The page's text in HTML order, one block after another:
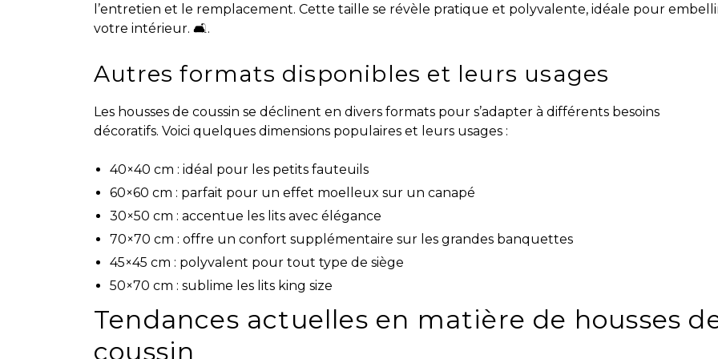
l’entretien et le remplacement. Cette taille se révèle pratique et polyvalente, idéale pour
votre intérieur. 🛋️.
Autres formats disponibles et leurs usages
Les housses de coussin se déclinent en divers formats pour s’adapter à différents besoins
décoratifs. Voici quelques dimensions populaires et leurs usages :
40×40 cm : idéal pour les petits fauteuils
60×60 cm : parfait pour un effet moelleux sur un canapé
30×50 cm : accentue les lits avec élégance
70×70 cm : offre un confort supplémentaire sur les grandes banquettes
45×45 cm : polyvalent pour tout type de siège
50×70 cm : sublime les lits king size
Tendances actuelles en matière de housses
coussin